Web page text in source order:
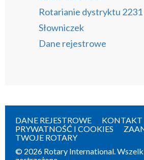
Rotarianie dystryktu 2231
Słowniczek
Dane rejestrowe
DANE REJESTROWE
KONTAKT
PRYWATNOŚĆ I COOKIES
TWOJE ROTARY
© 2026 Rotary International.